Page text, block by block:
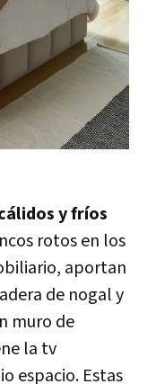
y fríos
rotos en los
aportan
de nogal y
muro de
la tv
espacio. Estas